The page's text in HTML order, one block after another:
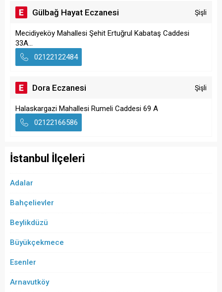
Gülbağ Hayat Eczanesi Şişli
Mecidiyeköy Mahallesi Şehit Ertuğrul Kabataş Caddesi
33A...
02122122484
Dora Eczanesi Şişli
Halaskargazi Mahallesi Rumeli Caddesi 69 A
02122166586
İstanbul İlçeleri
Adalar
Bahçelievler
Beylikdüzü
Büyükçekmece
Esenler
Arnavutköy